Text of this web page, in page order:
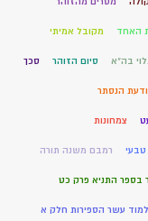
האחד מקובל אמיתי
בה"א סיום הזוהר סכך
הנסתר
צמחונות
טבעי רמבם משנה תורה
בספר התניא פרק כט
עשר הספירות חלק א